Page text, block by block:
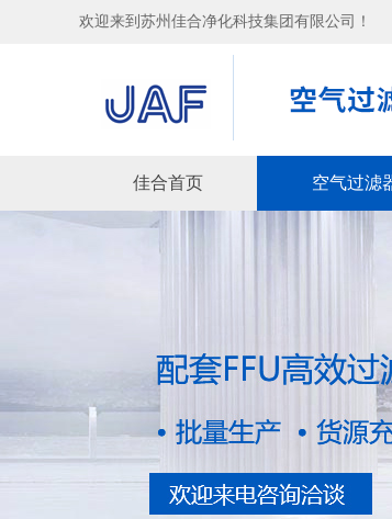
欢迎来到苏州佳合净化科技集团有限公司！
佳合首页 空气过滤